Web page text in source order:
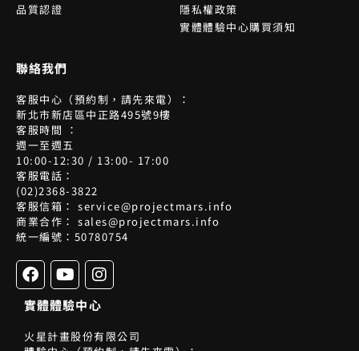
品質認證
隱私權政策
實體體驗中心購買須知
聯絡我們
客服中心（預約制，請先來電）：
新北市新店區中正路495號9樓
客服時間 ：
週一至週五
10:00-12:30 / 13:00- 17:00
客服電話：
(02)2368-3822
客服信箱： service@projectmars.info
商業合作： sales@projectmars.info
統一編號：50780754
F
a
c
e
b
Y
o
u
t
u
I
n
s
t
a
實體體驗中心
火星計畫股份有限公司